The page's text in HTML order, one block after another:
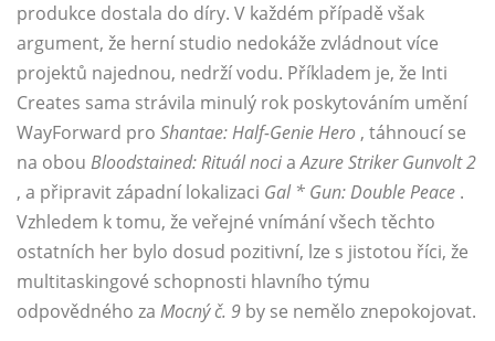
produkce dostala do díry. V každém případě však
argument, že herní studio nedokáže zvládnout více
projektů najednou, nedrží vodu. Příkladem je, že Inti
Creates sama strávila minulý rok poskytováním umění
WayForward pro Shantae: Half-Genie Hero , táhnoucí se
na obou Bloodstained: Rituál nociaAzure Striker Gunvolt 2
, a připravit západní lokalizaci Gal * Gun: Double Peace .
Vzhledem k tomu, že veřejné vnímání všech těchto
ostatních her bylo dosud pozitivní, lze s jistotou říci, že
multitaskingové schopnosti hlavního týmu
odpovědného za Mocný č. 9 by se nemělo znepokojovat.